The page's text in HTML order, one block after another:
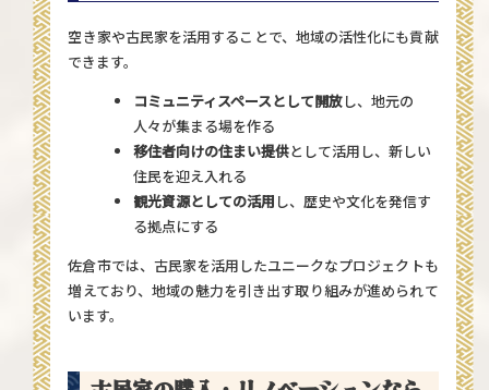
空き家や古民家を活用することで、地域の活性化にも貢献
できます。
コミュニティスペースとして開放し、地元の
人々が集まる場を作る
移住者向けの住まい提供として活用し、新しい
住民を迎え入れる
観光資源としての活用 し、歴史や文化を発信す
る拠点にする
佐倉市では、古民家を活用したユニークなプロジェクトも
増えており、地域の魅力を引き出す取り組みが進められて
います。